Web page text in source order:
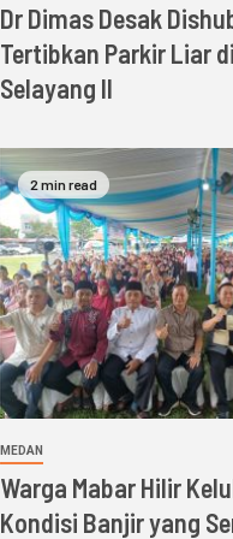
Dr Dimas Desak
Tertibkan Parkir Liar
Selayang II
2 min read
MEDAN
Warga Mabar Hilir
Kondisi Banjir yang